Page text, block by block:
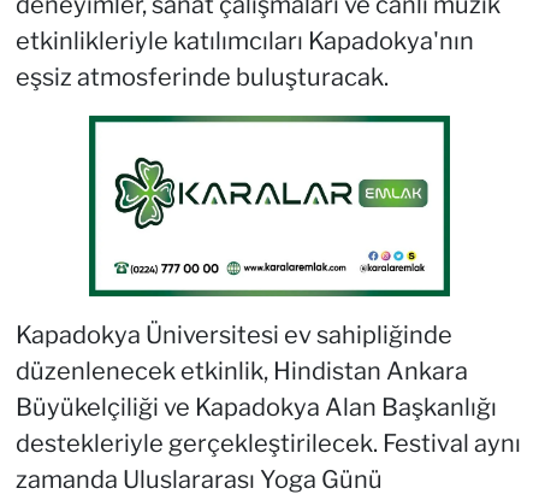
etkinlikleriyle katılımcıları Kapadokya'nın
eşsiz atmosferinde buluşturacak.
Kapadokya Üniversitesi ev sahipliğinde
düzenlenecek etkinlik, Hindistan Ankara
Büyükelçiliği ve Kapadokya Alan Başkanlığı
destekleriyle gerçekleştirilecek. Festival aynı
zamanda Uluslararası Yoga Günü